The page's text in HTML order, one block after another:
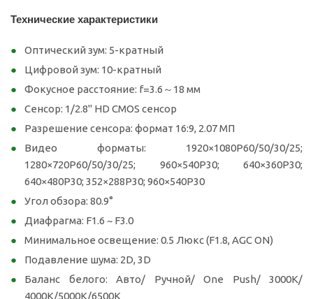
Технические характеристики
Оптический зум: 5-кратный
Цифровой зум: 10-кратный
Фокусное расстояние: f=3.6 ～18 мм
Сенсор: 1/2.8" HD CMOS сенсор
Разрешение сенсора: формат 16:9, 2.07 МП
Видео форматы: 1920×1080P60/50/30/25;
1280×720P60/50/30/25; 960×540P30; 640×360P30;
640×480P30; 352×288P30; 960×540P30
Угол обзора: 80.9°
Диафрагма: F1.6 ~ F3.0
Минимальное освещение: 0.5 Люкс (F1.8, AGC ON)
Подавление шума: 2D, 3D
Баланс белого: Авто/ Ручной/ One Push/ 3000K/
4000K/5000K/6500K